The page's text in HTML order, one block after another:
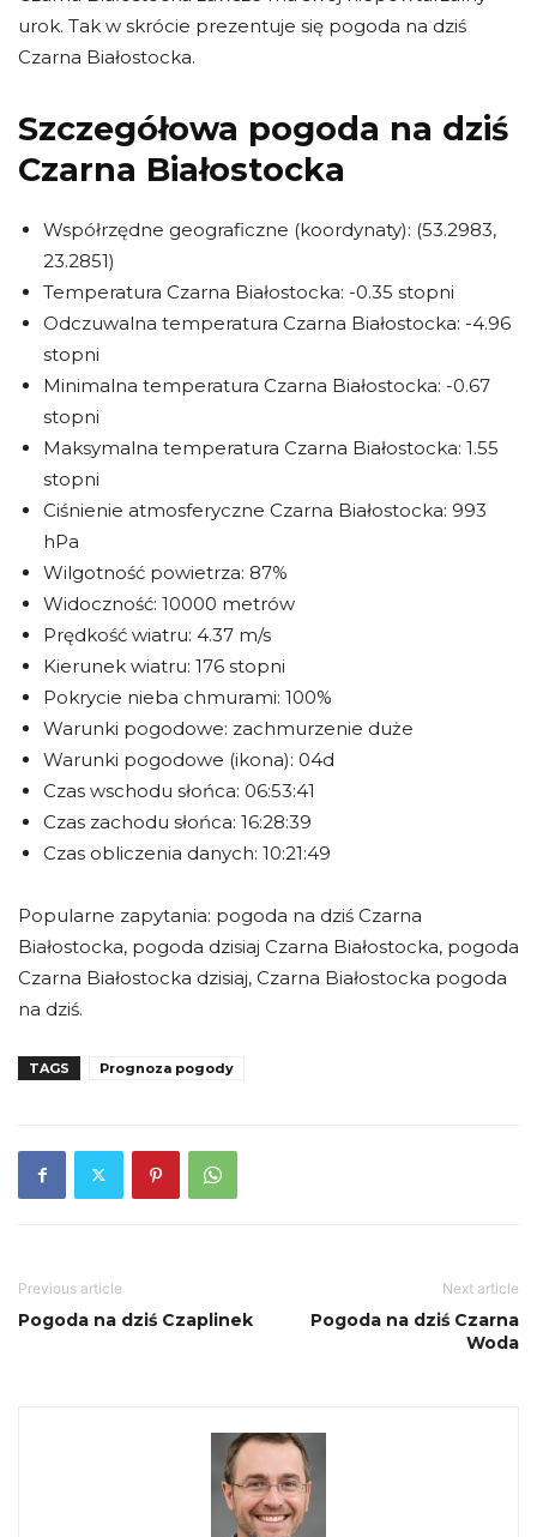
urok. Tak w skrócie prezentuje się pogoda na dziś
Czarna Białostocka.
Szczegółowa pogoda na dziś
Czarna Białostocka
Współrzędne geograficzne (koordynaty): (53.2983,
23.2851)
Temperatura Czarna Białostocka: -0.35 stopni
Odczuwalna temperatura Czarna Białostocka: -4.96
stopni
Minimalna temperatura Czarna Białostocka: -0.67
stopni
Maksymalna temperatura Czarna Białostocka: 1.55
stopni
Ciśnienie atmosferyczne Czarna Białostocka: 993
hPa
Wilgotność powietrza: 87%
Widoczność: 10000 metrów
Prędkość wiatru: 4.37 m/s
Kierunek wiatru: 176 stopni
Pokrycie nieba chmurami: 100%
Warunki pogodowe: zachmurzenie duże
Warunki pogodowe (ikona): 04d
Czas wschodu słońca: 06:53:41
Czas zachodu słońca: 16:28:39
Czas obliczenia danych: 10:21:49
Popularne zapytania: pogoda na dziś Czarna
Białostocka, pogoda dzisiaj Czarna Białostocka, pogoda
Czarna Białostocka dzisiaj, Czarna Białostocka pogoda
na dziś.
TAGS Prognoza pogody
Previous article
Pogoda na dziś Czaplinek
Next article
Pogoda na dziś Czarna
Woda